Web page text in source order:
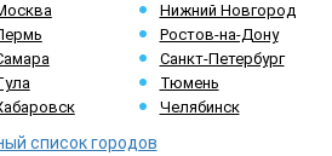
Нижний Новгород
Ростов-на-Дону
Санкт-Петербург
Тюмень
Челябинск
список городов